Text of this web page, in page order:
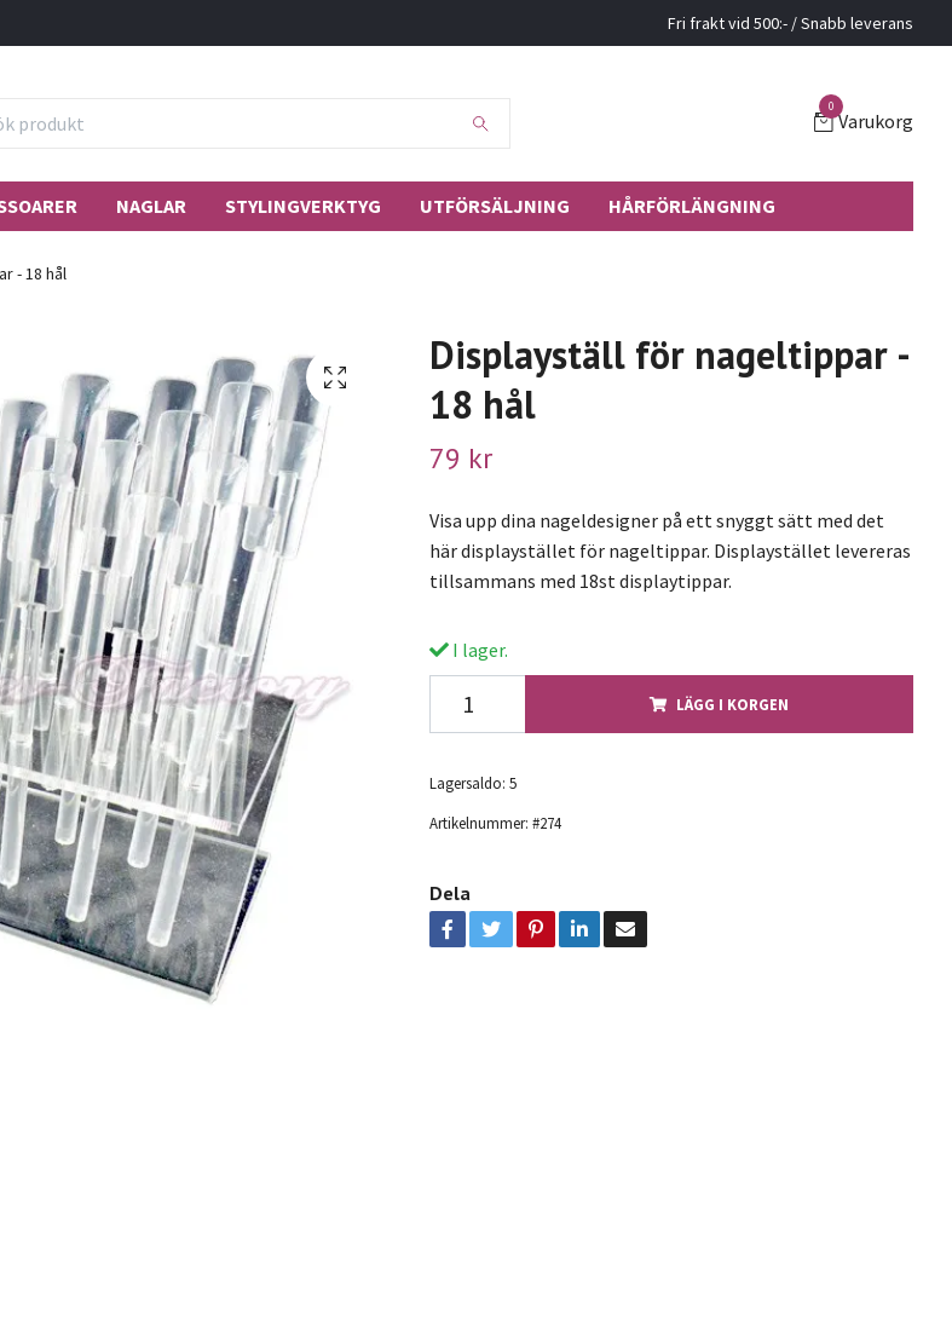
Fri frakt vid 500:- / Snabb leverans
0
Varukorg
NAGLAR STYLINGVERKTYG UTFÖRSÄLJNING HÅRFÖRLÄNGNING
- 18 hål
Displayställ för nageltippar -
18 hål
79 kr
Visa upp dina nageldesigner på ett snyggt sätt med det
här displaystället för nageltippar. Displaystället levereras
tillsammans med 18st displaytippar.
I lager.
LÄGG I KORGEN
Lagersaldo: 5
Artikelnummer: #274
Dela